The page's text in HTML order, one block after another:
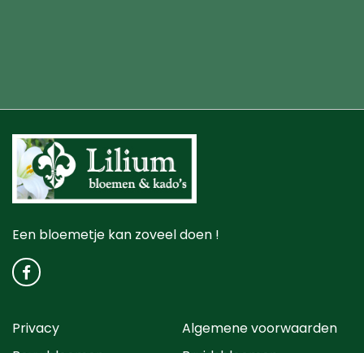
Een bloemetje kan zoveel doen !
Privacy
Algemene voorwaarden